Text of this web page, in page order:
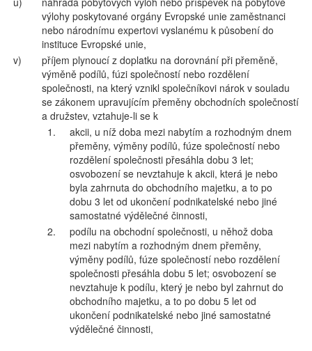
výlohy poskytované orgány Evropské unie zaměstnanci
nebo národnímu expertovi vyslanému k působení do
instituce Evropské unie,
v)
příjem plynoucí z doplatku na dorovnání při přeměně,
výměně podílů, fúzi společností nebo rozdělení
společnosti, na který vznikl společníkovi nárok v souladu
se zákonem upravujícím přeměny obchodních společností
a družstev, vztahuje-li se k
1.
akcii, u níž doba mezi nabytím a rozhodným dnem
přeměny, výměny podílů, fúze společností nebo
rozdělení společnosti přesáhla dobu 3 let;
osvobození se nevztahuje k akcii, která je nebo
byla zahrnuta do obchodního majetku, a to po
dobu 3 let od ukončení podnikatelské nebo jiné
samostatné výdělečné činnosti,
2.
podílu na obchodní společnosti, u něhož doba
mezi nabytím a rozhodným dnem přeměny,
výměny podílů, fúze společností nebo rozdělení
společnosti přesáhla dobu 5 let; osvobození se
nevztahuje k podílu, který je nebo byl zahrnut do
obchodního majetku, a to po dobu 5 let od
ukončení podnikatelské nebo jiné samostatné
výdělečné činnosti,